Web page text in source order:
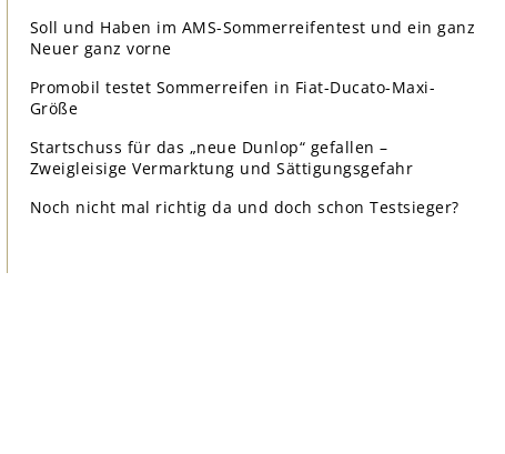
Soll und Haben im AMS-Sommerreifentest und ein ganz
Neuer ganz vorne
Promobil testet Sommerreifen in Fiat-Ducato-Maxi-
Größe
Startschuss für das „neue Dunlop“ gefallen –
Zweigleisige Vermarktung und Sättigungsgefahr
Noch nicht mal richtig da und doch schon Testsieger?